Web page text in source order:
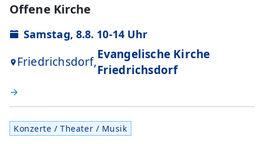
Offene Kirche
Samstag, 8.8. 10-14 Uhr
Friedrichsdorf,
Evangelische Kirche
Friedrichsdorf
Konzerte / Theater / Musik